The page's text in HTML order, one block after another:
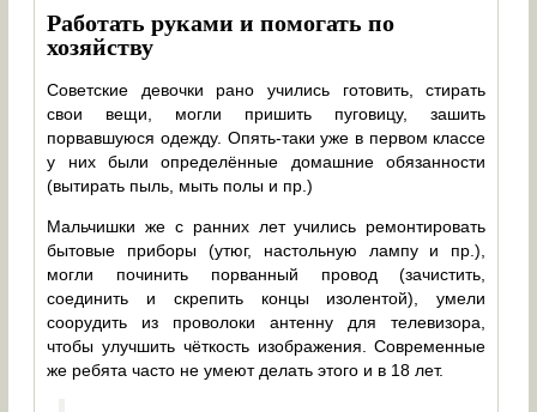
Работать руками и помогать по
хозяйству
Советские девочки рано учились готовить, стирать
свои вещи, могли пришить пуговицу, зашить
порвавшуюся одежду. Опять-таки уже в первом классе
у них были определённые домашние обязанности
(вытирать пыль, мыть полы и пр.)
Мальчишки же с ранних лет учились ремонтировать
бытовые приборы (утюг, настольную лампу и пр.),
могли починить порванный провод (зачистить,
соединить и скрепить концы изолентой), умели
соорудить из проволоки антенну для телевизора,
чтобы улучшить чёткость изображения. Современные
же ребята часто не умеют делать этого и в 18 лет.